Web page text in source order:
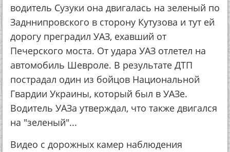
водитель Сузуки она двигалась на зеленый по
Задннипровского в сторону Кутузова и тут ей
дорогу преградил УАЗ, ехавший от
Печерского моста. От удара УАЗ отлетел на
автомобиль Шевроле. В результате ДТП
пострадал один из бойцов Национальной
Гвардии Украины, который был в УАЗе.
Водитель УАЗа утверждал, что также двигался
на "зеленый"...
Видео с дорожных камер наблюдения